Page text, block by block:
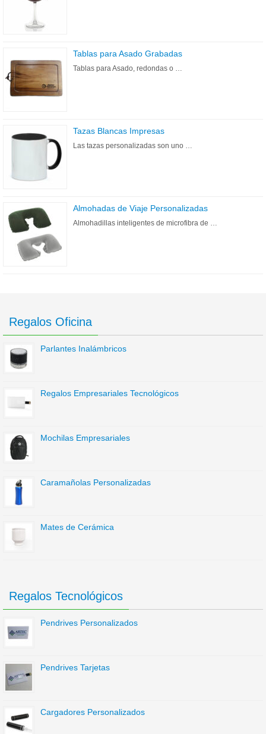
Tablas para Asado Grabadas
Tablas para Asado, redondas o …
Tazas Blancas Impresas
Las tazas personalizadas son uno …
Almohadas de Viaje Personalizadas
Almohadillas inteligentes de microfibra de …
Regalos Oficina
Parlantes Inalámbricos
Regalos Empresariales Tecnológicos
Mochilas Empresariales
Caramañolas Personalizadas
Mates de Cerámica
Regalos Tecnológicos
Pendrives Personalizados
Pendrives Tarjetas
Cargadores Personalizados